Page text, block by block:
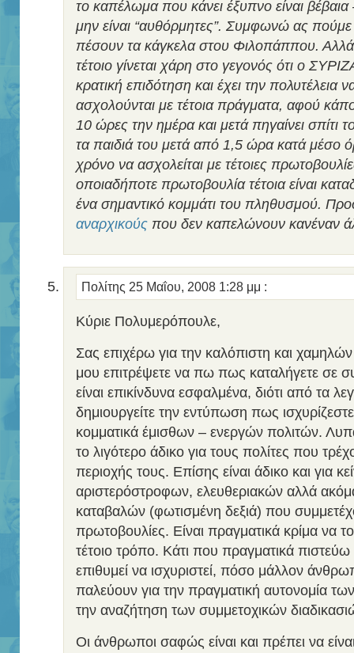
το καπέλωμα που κάνει έξυπνο είναι
μην είναι “αυθόρμητες”. Συμφωνώ ας
πέσουν τα κάγκελα στου Φιλοπάππου. Αλλά
τέτοιο γίνεται χάρη στο γεγονός ότι ο
κρατική επιδότηση και έχει την
ασχολούνται με τέτοια πράγματα, αφού
10 ώρες την ημέρα και μετά πηγαίνει σπίτι
τα παιδιά του μετά από 1,5 ώρα κατά μέσο
χρόνο να ασχολείται με τέτοιες
οποιαδήποτε πρωτοβουλία τέτοια είναι
ένα σημαντικό κομμάτι του πληθυσμού.
αναρχικούς που δεν καπελώνουν κανέναν
Πολίτης 25 Μαΐου, 2008 1:28 μμ :
Κύριε Πολυμερόπουλε,
Σας επιχέρω για την καλόπιστη και
μου επιτρέψετε να πω πως καταλήγετε σε
είναι επικίνδυνα εσφαλμένα, διότι από τα
δημιουργείτε την εντύπωση πως
κομματικά έμισθων – ενεργών πολιτών.
το λιγότερο άδικο για τους πολίτες που
περιοχής τους. Επίσης είναι άδικο και για
αριστερόστροφων, ελευθεριακών αλλά
καταβαλών (φωτισμένη δεξιά) που
πρωτοβουλίες. Είναι πραγματικά κρίμα να
τέτοιο τρόπο. Κάτι που πραγματικά
επιθυμεί να ισχυριστεί, πόσο μάλλον
παλεύουν για την πραγματική αυτονομία
την αναζήτηση των συμμετοχικών
Οι άνθρωποι σαφώς είναι και πρέπει να